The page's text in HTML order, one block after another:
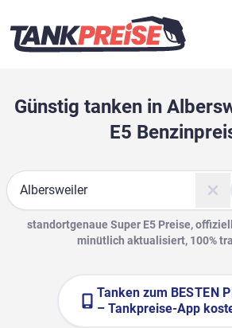
Günstig tanken in
E5
Suche
standortgenaue Super E5 Preise,
minütlich aktualisiert, 100%
Tanken zum BESTEN
– Tankpreise-App